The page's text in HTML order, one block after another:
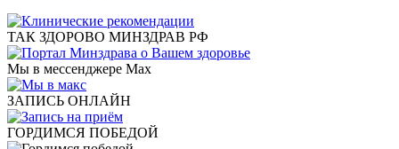
ТАК ЗДОРОВО МИНЗДРАВ РФ
Мы в мессенджере Max
ЗАПИСЬ ОНЛАЙН
ГОРДИМСЯ ПОБЕДОЙ